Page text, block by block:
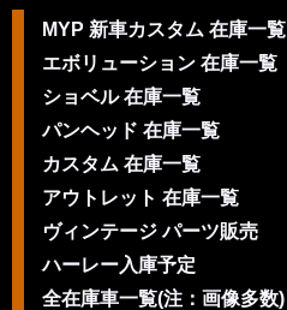
MYP 新車カスタム 在庫一覧
エボリューション 在庫一覧
ショベル 在庫一覧
パンヘッド 在庫一覧
カスタム 在庫一覧
アウトレット 在庫一覧
ヴィンテージ パーツ販売
ハーレー入庫予定
全在庫車一覧(注：画像多数)